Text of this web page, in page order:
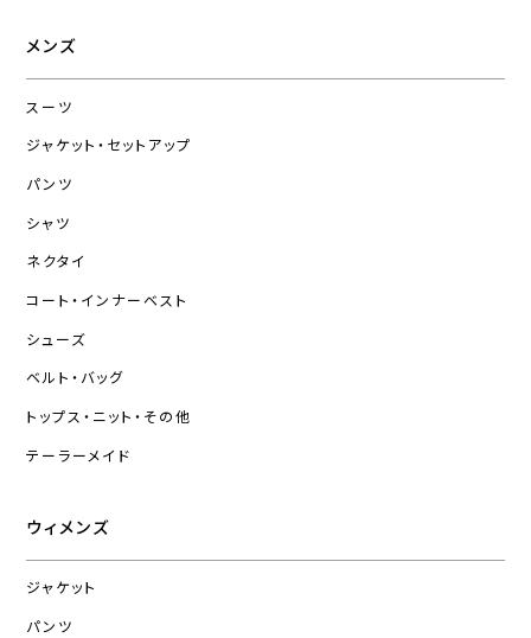
メンズ
スーツ
ジャケット・セットアップ
パンツ
シャツ
ネクタイ
コート・インナーベスト
シューズ
ベルト・バッグ
トップス・ニット・その他
テーラーメイド
ウィメンズ
ジャケット
パンツ